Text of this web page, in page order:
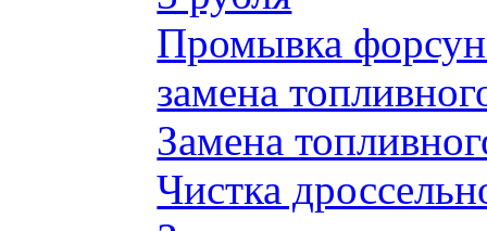
Промывка
замена
Замена
Чистка